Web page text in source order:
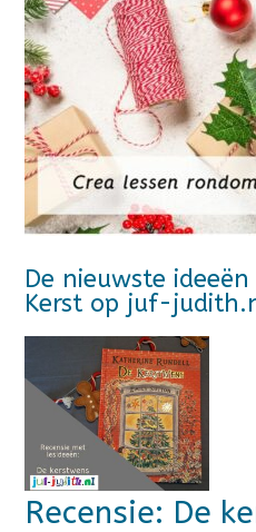
De nieuwste
Kerst op juf-
Recensie: De